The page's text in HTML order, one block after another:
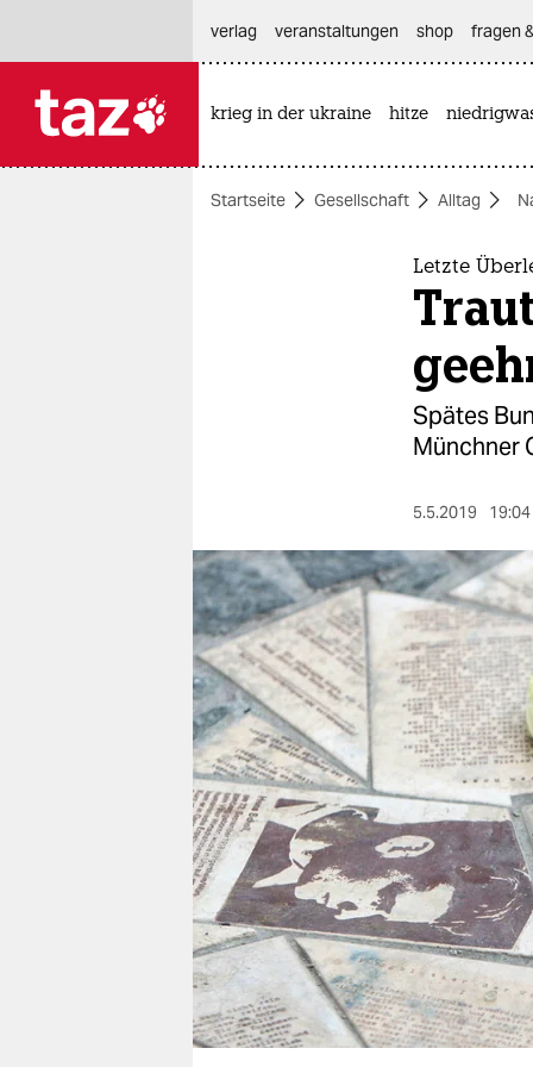
themen
nord
wahrheit
verlag
verlag
veranstaltungen
shop
fragen & hilfe
unterstützen
abo
genossenschaft
verlag
veranstaltungen shop fragen
krieg in der ukraine hitze
Startseite Gesellschaft Alltag
Letzte
Spätes
Münchner
5.5.2019